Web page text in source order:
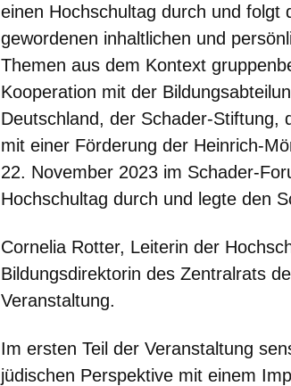
einen Hochschultag durch und folgt
gewordenen inhaltlichen und
Themen aus dem Kontext
Kooperation mit der
Deutschland, der Schader-Stiftung,
mit einer Förderung der Heinrich-
22. November 2023 im Schader-
Hochschultag durch und legte den
Cornelia Rotter, Leiterin der
Bildungsdirektorin des Zentralrats
Veranstaltung.
Im ersten Teil der Veranstaltung
jüdischen Perspektive mit einem